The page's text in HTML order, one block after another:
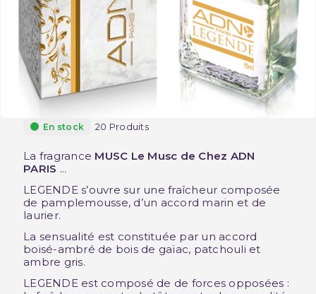
En stock 20 Produits
La fragrance MUSC Le Musc de Chez ADN
PARIS ...
LEGENDE s’ouvre sur une fraîcheur composée
de pamplemousse, d’un accord marin et de
laurier.
La sensualité est constituée par un accord
boisé-ambré de bois de gaïac, patchouli et
ambre gris.
LEGENDE est composé de de forces opposées :